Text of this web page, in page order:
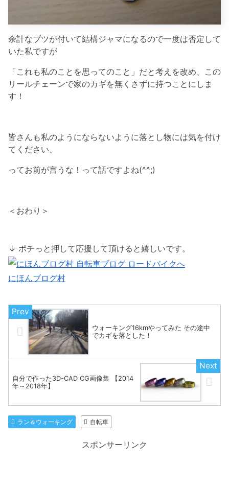
余計なブツが付いて結構ジャマになるので一度は否定して
いた私ですが
「これも私のことを思ってのこと」だと考えを改め、この
リールチェーンで家のカギを無くさずに持つことにしま
す！
皆さんも私のようにならないように落とし物には気を付け
てください、
ってお前が言うな！って話ですよね(^^;)
＜おわり＞
↓ ポチっと押して応援して頂けると嬉しいです。
にほんブログ村
ウォーキング16kmやってみた その途中
でカギを落とした！
自分で作った3D-CAD CG画像集 【2014
年～2018年】
ラン＆ウォーキング 自転車
スポンサーリンク